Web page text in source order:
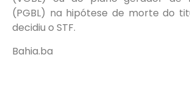
(PGBL) na hipótese de morte do
decidiu o STF.
Bahia.ba